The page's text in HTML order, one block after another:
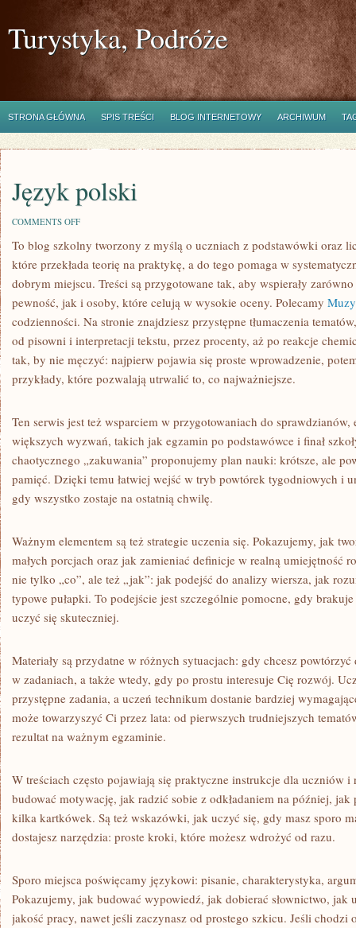
Turystyka, Podróże
STRONA GŁÓWNA SPIS TREŚCI BLOG INTERNETOWY ARCHIWUM
Język polski
COMMENTS OFFON
POLSKI
To blog szkolny tworzony z myślą o uczniach z podstawówki oraz
które przekłada teorię na praktykę, a do tego pomaga w
dobrym miejscu. Treści są przygotowane tak, aby wspierały
pewność, jak i osoby, które celują w wysokie oceny. Polecamy
codzienności. Na stronie znajdziesz przystępne tłumaczenia
od pisowni i interpretacji tekstu, przez procenty, aż po reakcje
tak, by nie męczyć: najpierw pojawia się proste wprowadzenie,
przykłady, które pozwalają utrwalić to, co najważniejsze.
Ten serwis jest też wsparciem w przygotowaniach do
większych wyzwań, takich jak egzamin po podstawówce i finał
chaotycznego „zakuwania” proponujemy plan nauki: krótsze, ale
pamięć. Dzięki temu łatwiej wejść w tryb powtórek tygodniowych i
gdy wszystko zostaje na ostatnią chwilę.
Ważnym elementem są też strategie uczenia się. Pokazujemy, jak
małych porcjach oraz jak zamieniać definicje w realną umiejętność
nie tylko „co”, ale też „jak”: jak podejść do analizy wiersza, jak
typowe pułapki. To podejście jest szczególnie pomocne, gdy
uczyć się skuteczniej.
Materiały są przydatne w różnych sytuacjach: gdy chcesz
w zadaniach, a także wtedy, gdy po prostu interesuje Cię rozwój.
przystępne zadania, a uczeń technikum dostanie bardziej
może towarzyszyć Ci przez lata: od pierwszych trudniejszych
rezultat na ważnym egzaminie.
W treściach często pojawiają się praktyczne instrukcje dla uczniów
budować motywację, jak radzić sobie z odkładaniem na później,
kilka kartkówek. Są też wskazówki, jak uczyć się, gdy masz sporo
dostajesz narzędzia: proste kroki, które możesz wdrożyć od razu.
Sporo miejsca poświęcamy językowi: pisanie, charakterystyka,
Pokazujemy, jak budować wypowiedź, jak dobierać słownictwo, jak
jakość pracy, nawet jeśli zaczynasz od prostego szkicu. Jeśli chodzi